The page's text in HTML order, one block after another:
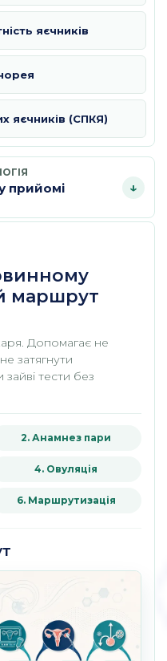
яєчників
яєчників (СПКЯ)
прийомі
маршрут
Допомагає не
затягнути
тести без
2. Анамнез пари
4. Овуляція
6. Маршрутизація